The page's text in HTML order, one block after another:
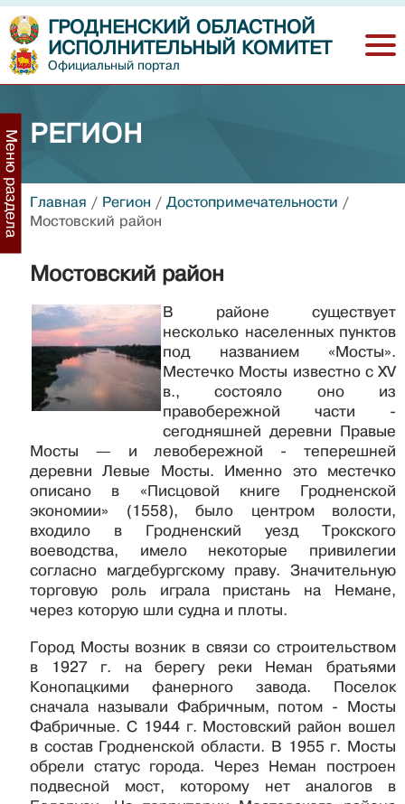
ГРОДНЕНСКИЙ ОБЛАСТНОЙ
ИСПОЛНИТЕЛЬНЫЙ КОМИТЕТ
Официальный портал
РЕГИОН
Меню раздела Главная / Регион / Достопримечательности /
Мостовский район
Мостовский район
В районе существует
несколько населенных пунктов
под названием «Мосты».
Местечко Мосты известно с XV
в., состояло оно из
правобережной части -
сегодняшней деревни Правые
Мосты — и левобережной - теперешней
деревни Левые Мосты. Именно это местечко
описано в «Писцовой книге Гродненской
экономии» (1558), было центром волости,
входило в Гродненский уезд Трокского
воеводства, имело некоторые привилегии
согласно магдебургскому праву. Значительную
торговую роль играла пристань на Немане,
через которую шли судна и плоты.
Город Мосты возник в связи со строительством
в 1927 г. на берегу реки Неман братьями
Конопацкими фанерного завода. Поселок
сначала называли Фабричным, потом - Мосты
Фабричные. С 1944 г. Мостовский район вошел
в состав Гродненской области. В 1955 г. Мосты
обрели статус города. Через Неман построен
подвесной мост, которому нет аналогов в